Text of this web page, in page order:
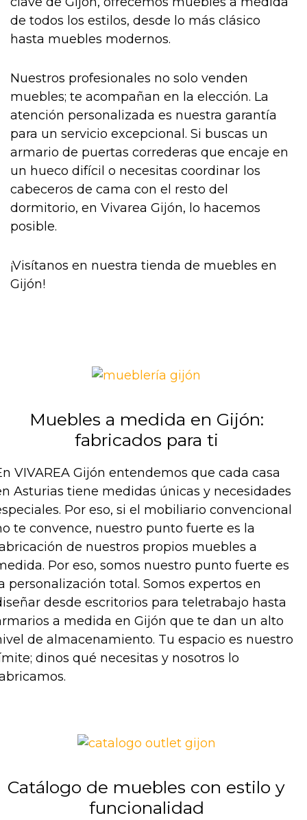
de todos los estilos, desde lo más clásico
hasta muebles modernos.
Nuestros profesionales no solo venden
muebles; te acompañan en la elección. La
atención personalizada es nuestra garantía
para un servicio excepcional. Si buscas un
armario de puertas correderas que encaje en
un hueco difícil o necesitas coordinar los
cabeceros de cama con el resto del
dormitorio, en Vivarea Gijón, lo hacemos
posible.
¡Visítanos en nuestra tienda de muebles en
Gijón!
Muebles a medida en Gijón:
fabricados para ti
VIVAREA Gijón entendemos que cada casa
Asturias tiene medidas únicas y necesidades
Por eso, si el mobiliario convencional
te convence, nuestro punto fuerte es la
de nuestros propios muebles a
Por eso, somos nuestro punto fuerte es
personalización total. Somos expertos en
desde escritorios para teletrabajo hasta
a medida en Gijón que te dan un alto
de almacenamiento. Tu espacio es nuestro
dinos qué necesitas y nosotros lo
Catálogo de muebles con estilo y
funcionalidad